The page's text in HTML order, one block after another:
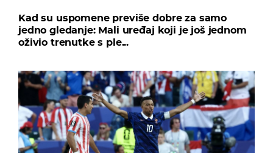
Kad su uspomene previše dobre za samo
jedno gledanje: Mali uređaj koji je još jednom
oživio trenutke s ple...